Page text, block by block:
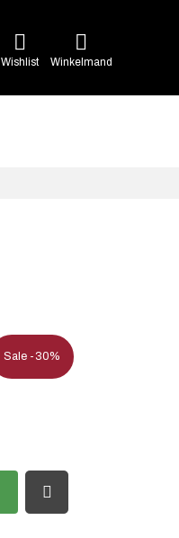
Wishlist Winkelmand
Sale -30%